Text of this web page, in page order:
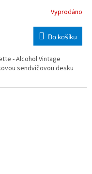
Vyprodáno
Do košíku
- Alcohol Vintage
sendvičovou desku